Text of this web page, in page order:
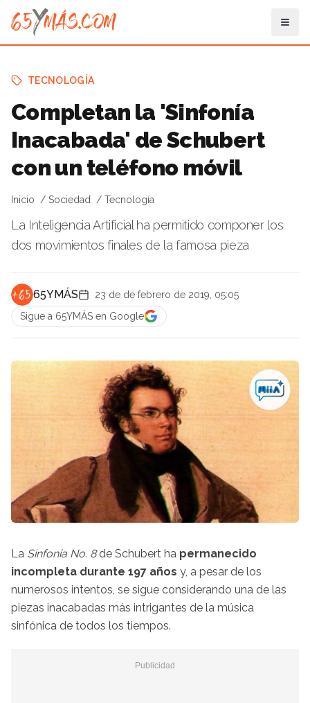
TECNOLOGÍA
Completan la 'Sinfonía
Inacabada' de Schubert
con un teléfono móvil
Inicio Sociedad Tecnología
La Inteligencia Artificial ha permitido componer los
dos movimientos finales de la famosa pieza
65YMÁS
23 de de febrero de 2019, 05:05
Sigue a 65YMÁS en Google
La Sinfonía No. 8de Schubert ha permanecido
incompleta durante 197 años y, a pesar de los
numerosos intentos, se sigue considerando una de las
piezas inacabadas más intrigantes de la música
sinfónica de todos los tiempos.